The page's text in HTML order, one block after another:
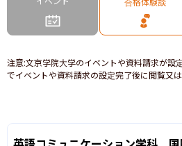
注意:文京学院大学のイベントや資料請求が設
でイベントや資料請求の設定完了後に閲覧又は